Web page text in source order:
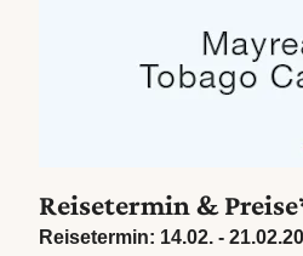
Reisetermin &
Reisetermin: 14.02. -